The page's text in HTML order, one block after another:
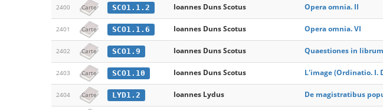
2400 Carte SCO1.1.2 Ioannes Duns Scotus Opera omnia. II
2401 Carte SCO1.1.6 Ioannes Duns Scotus Opera omnia. VI
2402 Carte SCO1.9 Ioannes Duns Scotus Quaestiones in
2403 Carte SCO1.10 Ioannes Duns Scotus L'image (Ordinatio. I.
2404 Carte LYD1.2 Ioannes Lydus De magistratibus